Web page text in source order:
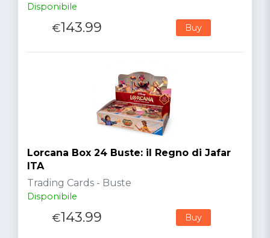
Disponibile
€143.99 Buy
Lorcana Box 24 Buste: il Regno di Jafar
ITA
Trading Cards - Buste
Disponibile
€143.99 Buy